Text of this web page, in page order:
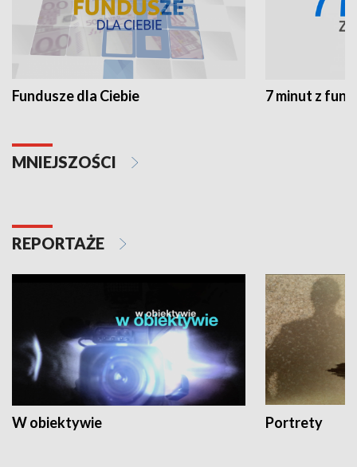
Fundusze dla Ciebie 7 minut z
MNIEJSZOŚCI
REPORTAŻE
W obiektywie Portrety